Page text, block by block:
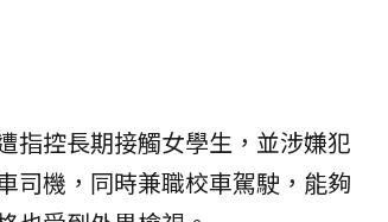
指控長期接觸女學生，並涉嫌犯
司機，同時兼職校車駕駛，能夠